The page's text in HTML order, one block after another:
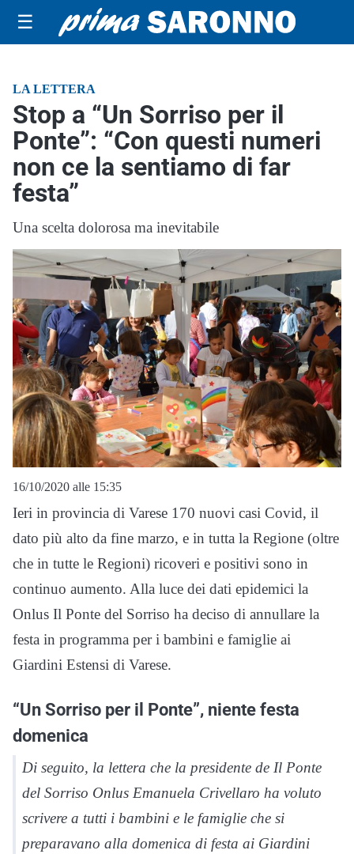
☰
LA LETTERA
Stop a “Un Sorriso per il
Ponte”: “Con questi numeri
non ce la sentiamo di far
festa”
Una scelta dolorosa ma inevitabile
16/10/2020 alle 15:35
Ieri in provincia di Varese 170 nuovi casi Covid, il
dato più alto da fine marzo, e in tutta la Regione (oltre
che in tutte le Regioni) ricoveri e positivi sono in
continuo aumento. Alla luce dei dati epidemici la
Onlus Il Ponte del Sorriso ha deciso di annullare la
festa in programma per i bambini e famiglie ai
Giardini Estensi di Varese.
“Un Sorriso per il Ponte”, niente festa
domenica
Di seguito, la lettera che la presidente de Il Ponte
del Sorriso Onlus Emanuela Crivellaro ha voluto
scrivere a tutti i bambini e le famiglie che si
preparavano alla domenica di festa ai Giardini